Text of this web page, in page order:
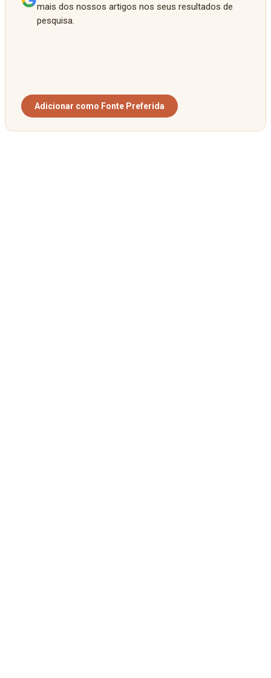
mais dos nossos artigos nos seus resultados de
pesquisa.
Adicionar como Fonte Preferida